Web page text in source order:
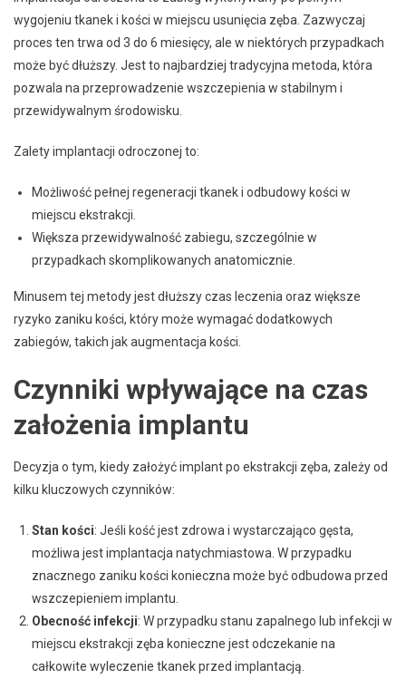
wygojeniu tkanek i kości w miejscu usunięcia zęba. Zazwyczaj
proces ten trwa od 3 do 6 miesięcy, ale w niektórych przypadkach
może być dłuższy. Jest to najbardziej tradycyjna metoda, która
pozwala na przeprowadzenie wszczepienia w stabilnym i
przewidywalnym środowisku.
Zalety implantacji odroczonej to:
Możliwość pełnej regeneracji tkanek i odbudowy kości w
miejscu ekstrakcji.
Większa przewidywalność zabiegu, szczególnie w
przypadkach skomplikowanych anatomicznie.
Minusem tej metody jest dłuższy czas leczenia oraz większe
ryzyko zaniku kości, który może wymagać dodatkowych
zabiegów, takich jak augmentacja kości.
Czynniki wpływające na czas
założenia implantu
Decyzja o tym, kiedy założyć implant po ekstrakcji zęba, zależy od
kilku kluczowych czynników:
Stan kości: Jeśli kość jest zdrowa i wystarczająco gęsta,
możliwa jest implantacja natychmiastowa. W przypadku
znacznego zaniku kości konieczna może być odbudowa przed
wszczepieniem implantu.
Obecność infekcji: W przypadku stanu zapalnego lub infekcji w
miejscu ekstrakcji zęba konieczne jest odczekanie na
całkowite wyleczenie tkanek przed implantacją.